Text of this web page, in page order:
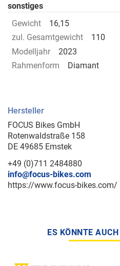
sonstiges
Gewicht
16,15
zul. Gesamtgewicht
110
Modelljahr
2023
Rahmenform
Diamant
Hersteller
FOCUS Bikes GmbH
Rotenwaldstraße 158
DE 49685 Emstek
+49 (0)711 2484880
info@focus-bikes.com
https://www.focus-bikes.com/
ES KÖNNTE